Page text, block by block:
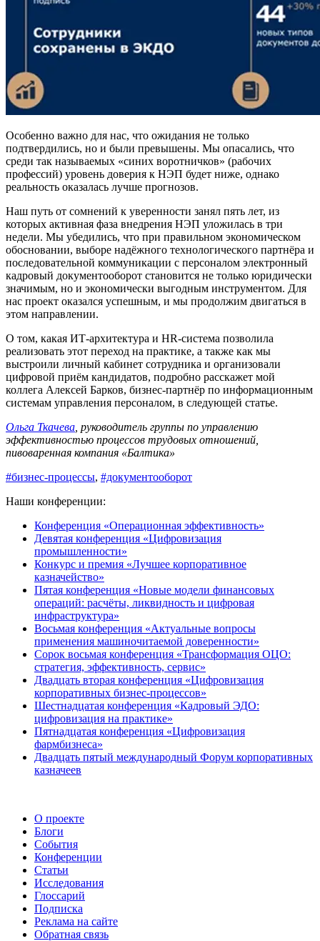
Особенно важно для нас, что ожидания не только
подтвердились, но и были превышены. Мы опасались, что
среди так называемых «синих воротничков» (рабочих
профессий) уровень доверия к НЭП будет ниже, однако
реальность оказалась лучше прогнозов.
Наш путь от сомнений к уверенности занял пять лет, из
которых активная фаза внедрения НЭП уложилась в три
недели. Мы убедились, что при правильном экономическом
обосновании, выборе надёжного технологического партнёра и
последовательной коммуникации с персоналом электронный
кадровый документооборот становится не только юридически
значимым, но и экономически выгодным инструментом. Для
нас проект оказался успешным, и мы продолжим двигаться в
этом направлении.
О том, какая ИТ-архитектура и HR-система позволила
реализовать этот переход на практике, а также как мы
выстроили личный кабинет сотрудника и организовали
цифровой приём кандидатов, подробно расскажет мой
коллега Алексей Барков, бизнес-партнёр по информационным
системам управления персоналом, в следующей статье.
Ольга Ткачева , руководитель группы по управлению
эффективностью процессов трудовых отношений,
пивоваренная компания «Балтика»
#бизнес-процессы, #документооборот
Наши конференции:
Конференция «Операционная эффективность»
Девятая конференция «Цифровизация
промышленности»
Конкурс и премия «Лучшее корпоративное
казначейство»
Пятая конференция «Новые модели финансовых
операций: расчёты, ликвидность и цифровая
инфраструктура»
Восьмая конференция «Актуальные вопросы
применения машиночитаемой доверенности»
Сорок восьмая конференция «Трансформация ОЦО:
стратегия, эффективность, сервис»
Двадцать вторая конференция «Цифровизация
корпоративных бизнес-процессов»
Шестнадцатая конференция «Кадровый ЭДО:
цифровизация на практике»
Пятнадцатая конференция «Цифровизация
фармбизнеса»
Двадцать пятый международный Форум корпоративных
казначеев
О проекте
Блоги
События
Конференции
Статьи
Исследования
Глоссарий
Подписка
Реклама на сайте
Обратная связь